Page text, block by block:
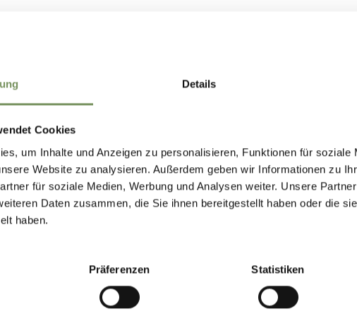
Details
Cookies
um Inhalte und Anzeigen zu personalisieren, Funktionen für soziale
Website zu analysieren. Außerdem geben wir Informationen zu
für soziale Medien, Werbung und Analysen weiter. Unsere
Daten zusammen, die Sie ihnen bereitgestellt haben oder die
haben.
Präferenzen Statistiken